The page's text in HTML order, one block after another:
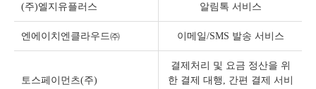
(주)엘지유플러스 알림톡 서비스
엔에이치엔클라우드㈜ 이메일/SMS 발송 서비스
토스페이먼츠(주)
결제처리 및 요금 정산을 위
한 결제 대행, 간편 결제 서비